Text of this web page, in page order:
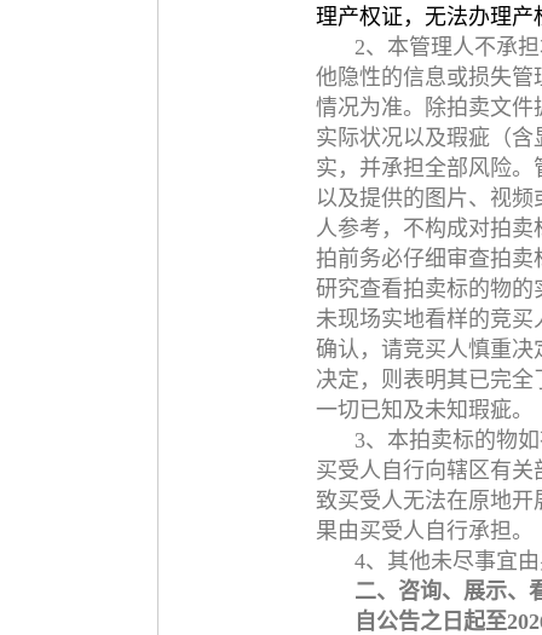
理产权证，无法办理产
2、本管理人不承
他隐性的信息或损失
情况为准。除拍卖文
实际状况以及瑕疵（
实，并承担全部风险
以及提供的图片、视
人参考，不构成对拍
拍前务必仔细审查拍
研究查看拍卖标的物
未现场实地看样的竞
确认，请竞买人慎重
决定，则表明其已完
一切已知及未知瑕疵。
3、本拍卖标的物
买受人自行向辖区有
致买受人无法在原地
果由买受人自行承担。
4、其他未尽事宜
二、咨询、展示、
自公告之日起至